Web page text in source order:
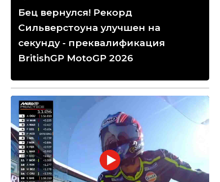
Бец вернулся! Рекорд
Сильверстоуна улучшен на
секунду - преквалификация
BritishGP MotoGP 2026